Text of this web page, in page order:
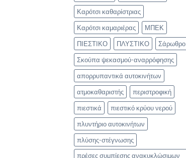
Καρότσι καθαρίστριας
Καρότσι καμαριέρας
ΜΠΕΚ
ΠΙΕΣΤΙΚΟ
ΠΛΥΣΤΙΚΟ
Σάρωθρο
Σκούπα ψεκασμού-αναρρόφησης
απορρυπαντικά αυτοκινήτων
ατμοκαθαριστής
περιστροφική
πιεστικά
πιεστικό κρύου νερού
πλυντήριο αυτοκινήτων
πλύσης-στέγνωσης
πρέσες συμπίεσης ανακυκλώσιμων